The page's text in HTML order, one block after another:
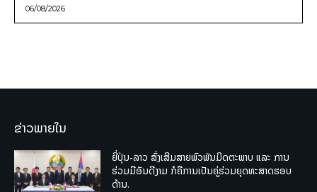
06/08/2026
ຂ່າວພາຍໃນ
ຍີ່ປຸ່ນ-ລາວ ສົ່ງເສີມສາຍພົວພັນມິດຕະພາບ ແລະ ການ
ຮ່ວມມືອັນດີງາມ ກໍຄືການເປັນຄູ່ຮ່ວມຍຸດທະສາດຮອບ
ດ້ານ.